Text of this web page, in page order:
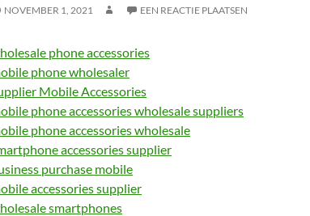
NOVEMBER 1, 2021 EEN REACTIE PLAATSEN
phone accessories
phone wholesaler
Mobile Accessories
phone accessories wholesale suppliers
phone accessories wholesale
accessories supplier
purchase mobile
accessories supplier
smartphones